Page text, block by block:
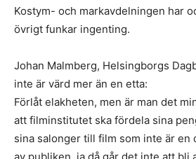
Kostym- och markavdelningen har
övrigt funkar ingenting.
Johan Malmberg, Helsingborgs
inte är värd mer än en etta:
Förlåt elakheten, men är man det
att filminstitutet ska fördela sina
sina salonger till film som inte är en